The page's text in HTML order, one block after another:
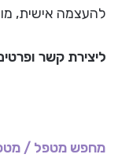
להעצמה אישית,
ליצירת קשר
מחפש מטפל /